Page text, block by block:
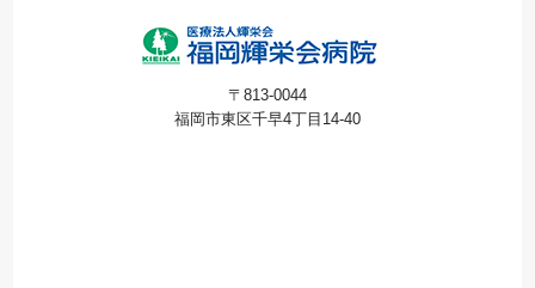
〒813-0044
福岡市東区千早4丁目14-40